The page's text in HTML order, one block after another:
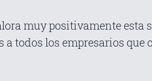
muy positivamente esta
todos los empresarios